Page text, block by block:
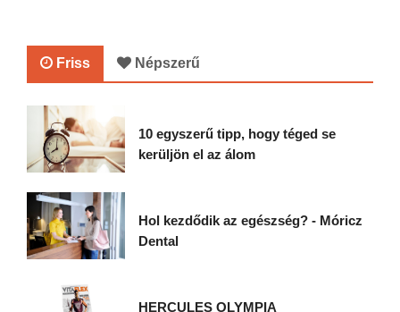
Friss Népszerű
10 egyszerű tipp, hogy téged se
kerüljön el az álom
Hol kezdődik az egészség? - Móricz
Dental
HERCULES OLYMPIA